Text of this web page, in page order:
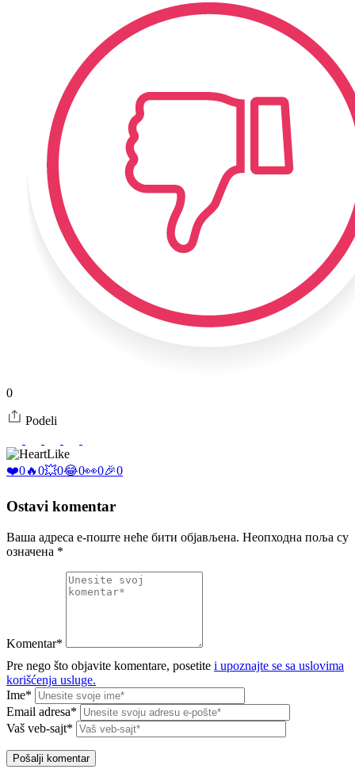
0
Podeli
Like
❤️0🔥0💥0😂0👀0🎉0
Ostavi komentar
Ваша адреса е-поште неће бити објављена. Неопходна поља су
означена *
Komentar*
Pre nego što objavite komentare, posetite i upoznajte se sa uslovima
korišćenja usluge.
Ime*
Email adresa*
Vaš veb-sajt*